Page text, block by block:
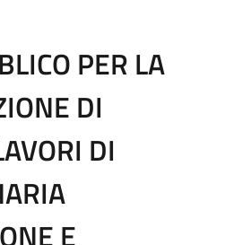
PER LA
DI
DI
E